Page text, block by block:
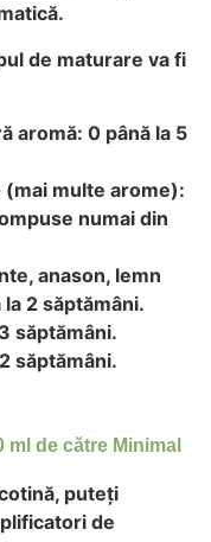
de maturare va fi
aromă: 0 până la 5
multe arome):
numai din
anason, lemn
2 săptămâni.
săptămâni.
săptămâni.
ml de către Minimal
puteți
de